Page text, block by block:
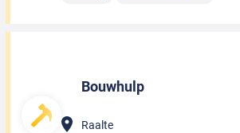
Bouwhulp
Raalte